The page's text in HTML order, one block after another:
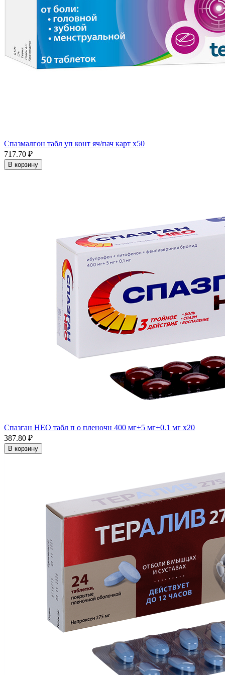
Спазмалгон табл уп конт яч/пач карт x50
717.70 ₽
В корзину
Спазган НЕО табл п о пленочн 400 мг+5 мг+0.1 мг x20
387.80 ₽
В корзину